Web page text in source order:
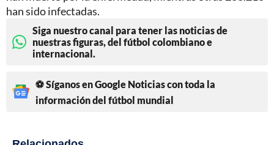
han sido infectadas.
Siga nuestro canal para tener las noticias de
nuestras figuras, del fútbol colombiano e
internacional.
⚽ Síganos en Google Noticias con toda la
información del fútbol mundial